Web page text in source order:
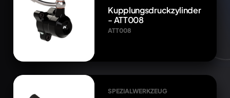
Kupplungsdruckzylinder
- ATT008
ATT008
SPEZIALWERKZEUG